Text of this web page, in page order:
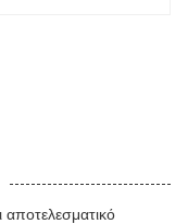
αποτελεσματικό